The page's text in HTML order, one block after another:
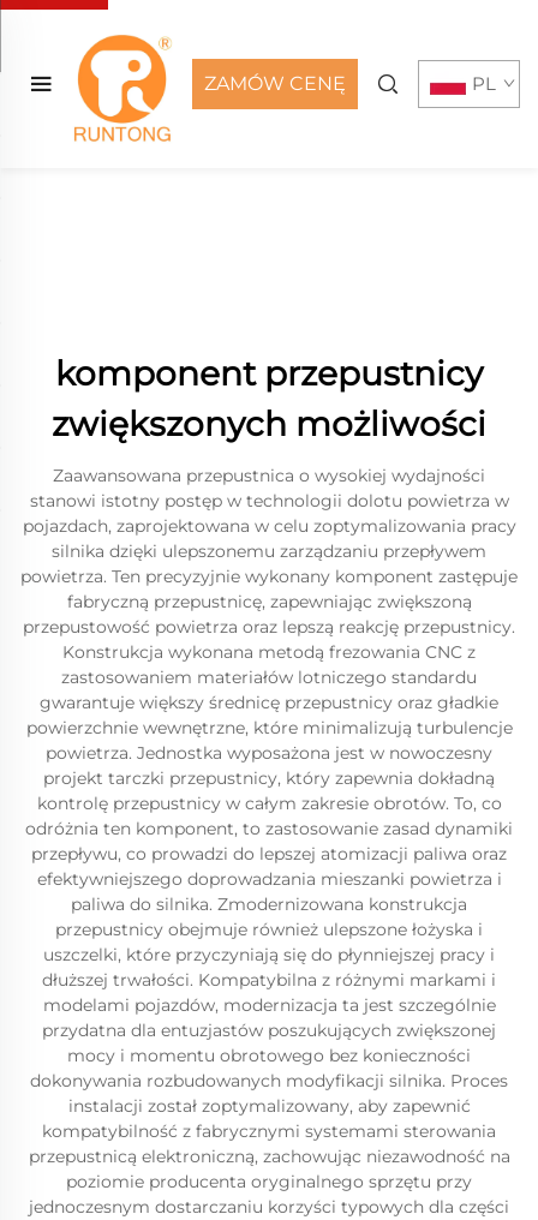
ZAMÓW CENĘ PL
komponent przepustnicy
zwiększonych możliwości
Zaawansowana przepustnica o wysokiej wydajności
stanowi istotny postęp w technologii dolotu powietrza w
pojazdach, zaprojektowana w celu zoptymalizowania pracy
silnika dzięki ulepszonemu zarządzaniu przepływem
powietrza. Ten precyzyjnie wykonany komponent zastępuje
fabryczną przepustnicę, zapewniając zwiększoną
przepustowość powietrza oraz lepszą reakcję przepustnicy.
Konstrukcja wykonana metodą frezowania CNC z
zastosowaniem materiałów lotniczego standardu
gwarantuje większy średnicę przepustnicy oraz gładkie
powierzchnie wewnętrzne, które minimalizują turbulencje
powietrza. Jednostka wyposażona jest w nowoczesny
projekt tarczki przepustnicy, który zapewnia dokładną
kontrolę przepustnicy w całym zakresie obrotów. To, co
odróżnia ten komponent, to zastosowanie zasad dynamiki
przepływu, co prowadzi do lepszej atomizacji paliwa oraz
efektywniejszego doprowadzania mieszanki powietrza i
paliwa do silnika. Zmodernizowana konstrukcja
przepustnicy obejmuje również ulepszone łożyska i
uszczelki, które przyczyniają się do płynniejszej pracy i
dłuższej trwałości. Kompatybilna z różnymi markami i
modelami pojazdów, modernizacja ta jest szczególnie
przydatna dla entuzjastów poszukujących zwiększonej
mocy i momentu obrotowego bez konieczności
dokonywania rozbudowanych modyfikacji silnika. Proces
instalacji został zoptymalizowany, aby zapewnić
kompatybilność z fabrycznymi systemami sterowania
przepustnicą elektroniczną, zachowując niezawodność na
poziomie producenta oryginalnego sprzętu przy
jednoczesnym dostarczaniu korzyści typowych dla części